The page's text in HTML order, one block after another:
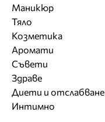
Маникюр
Тяло
Козметика
Аромати
Съвети
Здраве
Диети и отслабване
Интимно